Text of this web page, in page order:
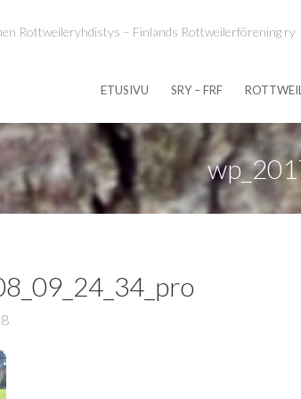
Rottweileryhdistys – Finlands Rottweilerförening ry
ETUSIVU SRY – FRF